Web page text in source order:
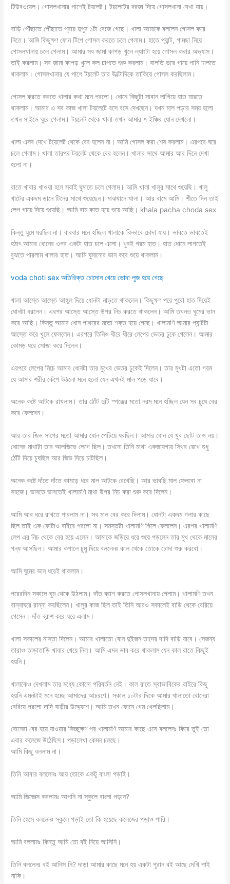
টিউবওয়েল। গোসলখানার পাশেই টয়লেট। টয়লেটের দরজা দিয়ে গোসলখানা দেখা যায়।
বাড়ি পৌঁছাতে পৌঁছাতে প্রায় দুপুর ১টা বেজে গেছে। খালা আমাকে বললেন গোসল করে
নিতে। আমি কিছুক্ষণ ফোন টিপে গোসল করতে চলে গেলাম। হাতে প্যান্ট, গামছা নিয়ে
গোসলখানায় চলে গেলাম। আমার সব জামা কাপড় খুলে ল্যাংটা হয়ে গোসল করার অভ্যাস।
তাই করলাম। সব জামা কাপড় খুলে কল চাপতে শুরু করলাম। বালতি ভরে গায়ে পানি ঢালতে
থাকলাম। গোসলখানার যে পাশে টয়লেট তার উল্টোদিকে তাকিয়ে গোসল করছিলাম।
গোসল করতে করতে খালার কথা মনে পরলো। ধোনে কিছুটা সাবান লাগিয়ে হাত মারতে
থাকলাম। আমার এ সব কাজ খালা টয়লেটে বসে বসে দেখছেন। যখন মাল পড়ার সময় হলো
তখন সাইডে ঘুরে গেলাম। টয়লেট থেকে খালা তখন আমার ৭ ইঞ্চির ধোন দেখলো।
খালা এসব দেখে টয়েলেট থেকে বের হলেন না। আমি গোসল করা শেষ করলাম। এরপরে ঘরে
চলে গেলাম। খালা তারপর টয়লেট থেকে বের হলেন। খালার সাথে আমার আর দিনে দেখা
হলো না।
রাতে খাবার খাওয়া হলে সবাই ঘুমাতে চলে গেলাম। আমি খালা খালুর সাথে শুয়েছি। খালু
খাটের একদম ডানে টিনের সাথে শুয়েছেন। মাঝখানে খালা। আর বামে আমি। শীতে দিন তাই
লেপ গায়ে দিয়ে শুয়েছি। আমি বাম কাত হয়ে শুয়ে আছি। khala pacha choda sex
কিন্তু ঘুমে ধরছিল না। বারবার মনে হচ্ছিল খালাকে কিভাবে চোদা যায়। ভাবতে ভাবতেই
হঠাৎ আমার ধোনের ওপর একটা হাত চলে এলো। খুবই গরম হাত। হাত ধোনে লাগতেই
বুঝতে পারলাম খালার হাত। আমি ঘুমানোর ভান করে শুয়ে থাকলাম।
voda choti sex অতিরিক্ত চোদোন খেয়ে ভোদা লুজ হয়ে গেছে
খালা আস্তে আস্তে আঙ্গুল দিয়ে ধোনটা নাড়তে থাকলেন। কিছুক্ষণ পরে পুরো হাত দিয়েই
ধোনটা ধরলেন। এরপর আস্তে আস্তে উপর নিচ করতে থাকলেন। আমি তখনও ঘুমের ভান
করে আছি। কিন্তু আমার ধোন পাথরের মতো শক্ত হয়ে গেছে। খালামণি আমার প্যান্টটা
আস্তে করে খুলে ফেললেন। এরপরে তিনিও ধীরে ধীরে লেপের ভেতর ঢুকে গেলেন। আমার
কোমড় ধরে সোজা করে দিলেন।
এরপরে লেপের নিচে আমার ধোনটা তার মুখের ভেতর ঢুকেই দিলেন। তার মুখটা এতো গরম
যে আমার শরীর কেঁপে উঠলো মনে হলো যেন এখনই মাল পড়ে যাবে।
অনেক কষ্টে আটকে রাখলাম। তার ঠোঁট দুটি স্পঞ্জের মতো নরম মনে হচ্ছিল যেন সব চুষে বের
করে ফেলবেন।
আর তার জিভ সাপের মতো আমার ধোন পেচিয়ে ধরছিল। আমার ধোন যে খুব ছোট তাও নয়।
ধোনের মাথাটা তার আলজিভে লেগে ছিল। তখনো তিনি মাথা একজায়গায় স্থির রেখে শুধু
ঠোঁট দিয়ে চুষছিল আর জিভ দিয়ে চাটছিল।
অনেক কষ্টে দাঁতে দাঁতে কামড়ে ধরে মাল আটকে রেখেছি। আর ভাবছি মাল ফেলবো না
সহজে। ভাবতে ভাবতেই খালামণি মাথা উপর নিচ করা শুরু করে দিলেন।
আমি আর ধরে রাখতে পারলাম না। সব মাল বের করে দিলাম। ধোনটা একদম গলার কাছে
ছিল তাই এক ফোটাও বাইরে পরলো না। সমস্তটা খালামণি গিলে ফেললেন। এরপর খালামণি
লেপ এর নিচ থেকে বের হয়ে এলেন। আমাকে জড়িয়ে ধরে শুয়ে পড়লেন তার মুখ থেকে মালের
গন্ধ আসছিল। আমার কপালে চুমু দিয়ে বললেনঃ কাল থেকে তোকে চোদা শুরু করবো।
আমি ঘুমের ভান ধরেই থাকলাম।
পরেরদিন সকালে ঘুম থেকে উঠলাম। দাঁত ব্রাশ করতে গোসলখানায় গেলাম। খালামণি তখন
রান্নাঘরে রান্না করছিলেন। খালুর কাজ ছিল তাই তিনি আরও সকালেই বাড়ি থেকে বেরিয়ে
গেসেন। দাঁত ব্রাশ করে ঘরে এলাম।
খালা সকালের নাস্তা দিলেন। আমার খালাতো বোন দুইজন তাদের দাদি বাড়ি যাবে। সেজন্য
তারাও তাড়াতাড়ি খাবার খেয়ে নিল। আমি এমন ভাব করে থাকলাম যেন কাল রাতে কিছুই
হয়নি।
খালাকেও দেখলাম তার মধ্যে কোনো পরিবর্তন নেই। কাল রাতে স্বাভাবিকের বাইরে কিছু
হয়নি এমনটাই মনে হচ্ছে আমাদের আচরণে। সকাল ১০টার দিকে আমার খালাতো বোনেরা
বেরিয়ে পরলো দাদি বাড়ীর উদ্দ্যেশে। আমি তখন ফোনে গেম খেলছিলাম।
বোনেরা বের হয়ে যাওয়ার কিচ্ছুক্ষণ পর খালামণি আমার কাছে এসে বললেনঃ কিরে তুই তো
এবার কলেজে উঠেছিস। পড়ালেখা কেমন চলছে।
আমি কিছু বললাম না।
তিনি আবার বললেনঃ আয় তোকে একটু বাংলা পড়াই।
আমি জিজ্ঞেস করলামঃ আপনি না স্কুলে বাংলা পড়ান?
তিনি হেসে বললেনঃ স্কুলে পড়াই তো কি হয়েছে কলেজের পড়াও পারি।
আমি বললামঃ কিন্তু আমি তো বই নিয়ে আসিনি।
তিনি বললেনঃ বই আনিস নি? দাড়া আমার কাছে মনে হয় একটা পুরান বই আছে দেখি পাই
নাকি।